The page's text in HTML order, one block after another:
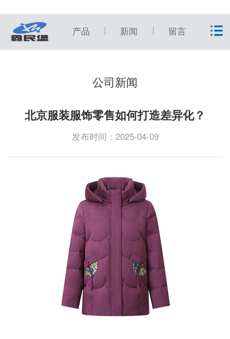
产品 新闻 留言
公司新闻
北京服装服饰零售如何打造差异化？
发布时间：2025-04-09